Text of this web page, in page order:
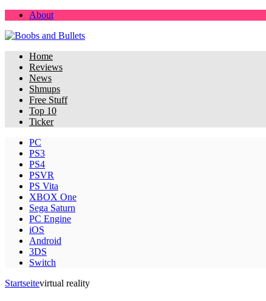
About
Home
Reviews
News
Shmups
Free Stuff
Top 10
Ticker
PC
PS3
PS4
PSVR
PS Vita
XBOX One
Sega Saturn
PC Engine
iOS
Android
3DS
Switch
Startseitevirtual reality